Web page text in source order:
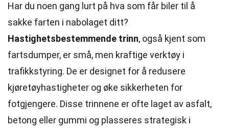
Har du noen gang lurt på hva som får biler til å
sakke farten i nabolaget ditt?
Hastighetsbestemmende trinn, også kjent som
fartsdumper, er små, men kraftige verktøy i
trafikkstyring. De er designet for å redusere
kjøretøyhastigheter og øke sikkerheten for
fotgjengere. Disse trinnene er ofte laget av asfalt,
betong eller gummi og plasseres strategisk i